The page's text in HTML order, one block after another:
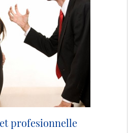
profesionnelle